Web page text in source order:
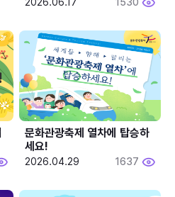
문화관광축제 열차에 탑승하
세요!
2026.04.29 1637